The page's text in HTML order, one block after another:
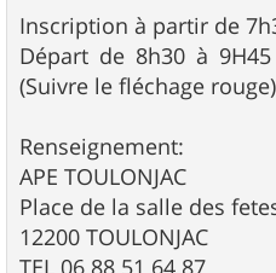
Inscription à partir de
Départ de 8h30 à
(Suivre le fléchage rouge)
Renseignement:
APE TOULONJAC
Place de la salle des
12200 TOULONJAC